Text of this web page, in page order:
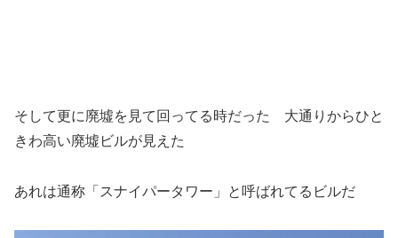
そして更に廃墟を見て回ってる時だった 大通りからひと
きわ高い廃墟ビルが見えた
あれは通称「スナイパータワー」と呼ばれてるビルだ